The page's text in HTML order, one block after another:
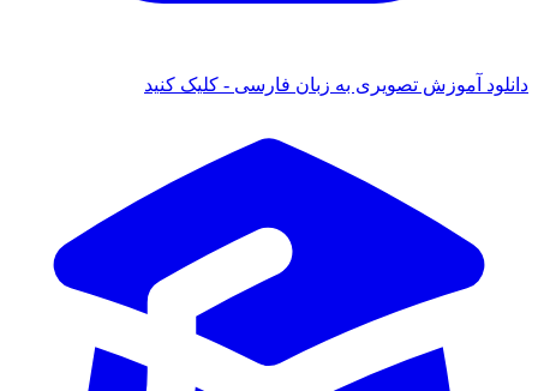
آموزش تصویری به زبان فارسی - کلیک کنید